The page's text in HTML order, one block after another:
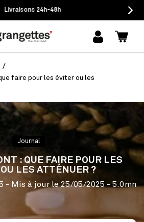
Livraisons 24h-48h
mon
compte
faire pour les éviter ou les
Journal
: QUE FAIRE POUR LES
LES ATTÉNUER ?
- Mis à jour le25/05/2025 - 5.0mn